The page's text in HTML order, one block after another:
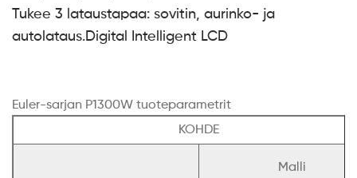
Tukee 3 lataustapaa: sovitin, aurinko- ja
autolataus.Digital Intelligent LCD
Euler-sarjan P1300W tuoteparametrit
KOHDE
Malli